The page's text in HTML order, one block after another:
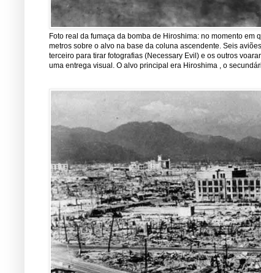
Foto real da fumaça da bomba de Hiroshima: no momento
metros sobre o alvo na base da coluna ascendente. Seis
terceiro para tirar fotografias (Necessary Evil) e os outros
uma entrega visual. O alvo principal era Hiroshima , o